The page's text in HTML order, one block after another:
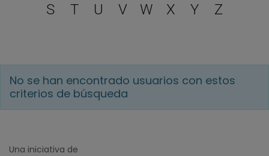
S
T U V W X Y Z
No se han encontrado usuarios con estos
criterios de búsqueda
Una iniciativa de